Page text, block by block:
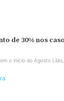
de 30% nos
o início do Agosto